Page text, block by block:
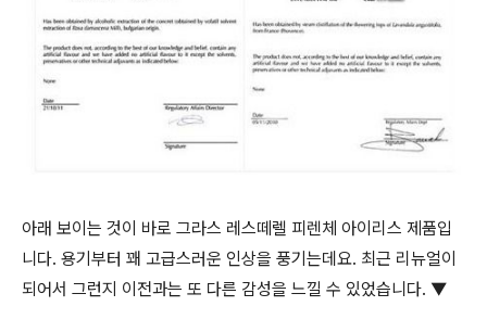
아래 보이는 것이 바로 그라스 레스떼렐 피렌체 아이리스 제품입
니다. 용기부터 꽤 고급스러운 인상을 풍기는데요. 최근 리뉴얼이
되어서 그런지 이전과는 또 다른 감성을 느낄 수 있었습니다. ▼